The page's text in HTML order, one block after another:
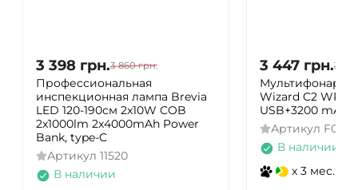
3 398 грн.3 860 грн.
Профессиональная
инспекционная лампа Brevia
LED 120-190см 2x10W COB
2x1000lm 2x4000mAh Power
Bank, type-C
Артикул 11520
В наличии
3 447 грн.3
Мультифонарь
Wizard C2 WR
USB+3200 mAh
Артикул
В наличии
x 3 мес.